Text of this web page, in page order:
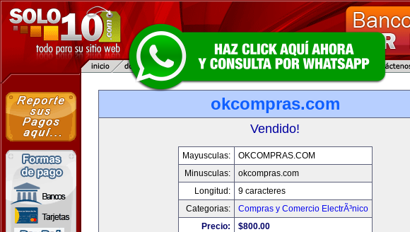
okcompras.com
Vendido!
Mayusculas:
OKCOMPRAS.COM
Minusculas:
okcompras.com
Longitud:
9 caracteres
Categorias:
Compras y Comercio ElectrÃ³nico
Precio:
$800.00